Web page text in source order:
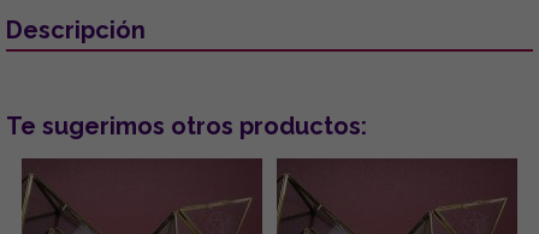
Descripción
Te sugerimos otros productos: